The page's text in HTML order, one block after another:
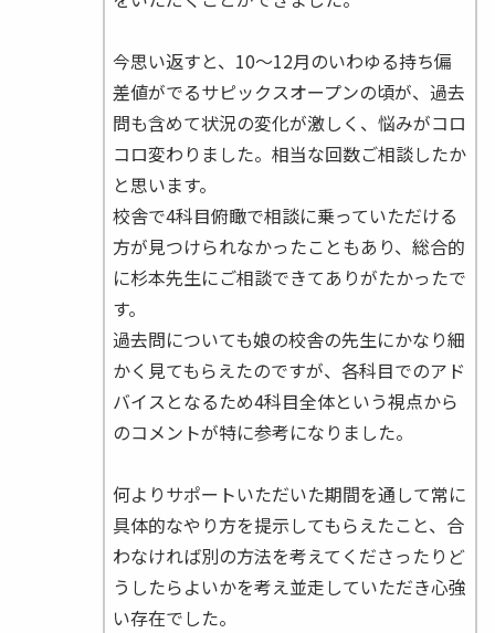
今思い返すと、10〜12月のいわゆる持ち偏
差値がでるサピックスオープンの頃が、過去
問も含めて状況の変化が激しく、悩みがコロ
コロ変わりました。相当な回数ご相談したか
と思います。
校舎で4科目俯瞰で相談に乗っていただける
方が見つけられなかったこともあり、総合的
に杉本先生にご相談できてありがたかったで
す。
過去問についても娘の校舎の先生にかなり細
かく見てもらえたのですが、各科目でのアド
バイスとなるため4科目全体という視点から
のコメントが特に参考になりました。
何よりサポートいただいた期間を通して常に
具体的なやり方を提示してもらえたこと、合
わなければ別の方法を考えてくださったりど
うしたらよいかを考え並走していただき心強
い存在でした。